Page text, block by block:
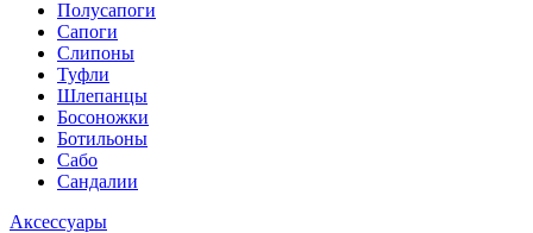
Полусапоги
Сапоги
Слипоны
Туфли
Шлепанцы
Босоножки
Ботильоны
Сабо
Сандалии
Аксессуары